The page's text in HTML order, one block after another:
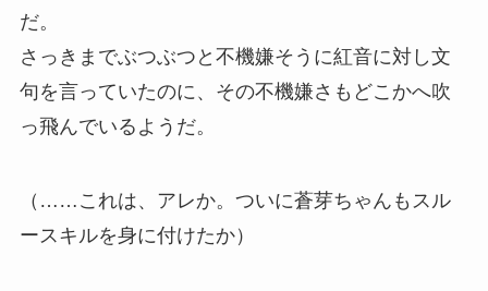
だ。
さっきまでぶつぶつと不機嫌そうに紅音に対し文
句を言っていたのに、その不機嫌さもどこかへ吹
っ飛んでいるようだ。
（……これは、アレか。ついに蒼芽ちゃんもスル
ースキルを身に付けたか）